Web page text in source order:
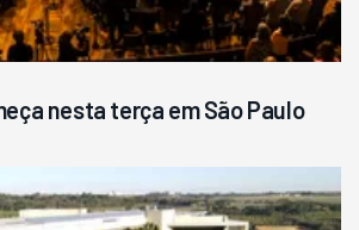
nesta terça em São Paulo